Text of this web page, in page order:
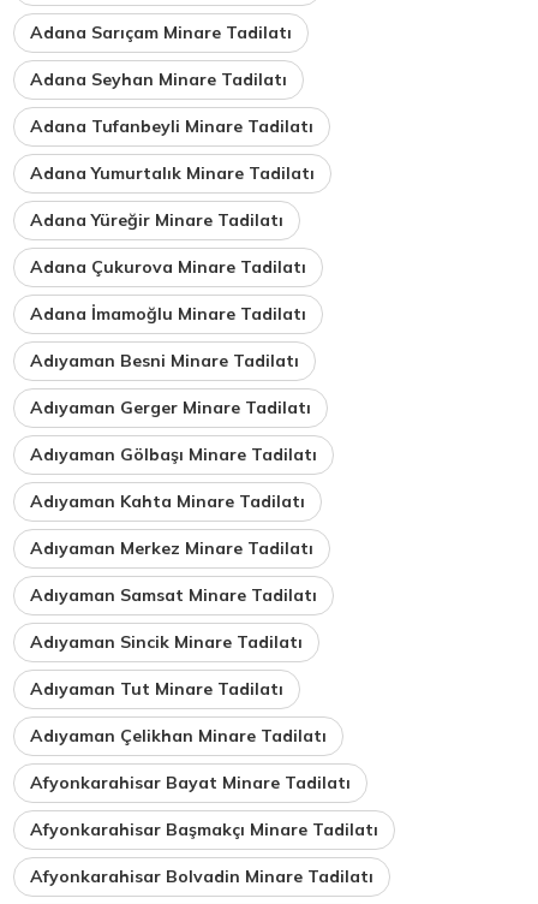
Adana Sarıçam Minare Tadilatı
Adana Seyhan Minare Tadilatı
Adana Tufanbeyli Minare Tadilatı
Adana Yumurtalık Minare Tadilatı
Adana Yüreğir Minare Tadilatı
Adana Çukurova Minare Tadilatı
Adana İmamoğlu Minare Tadilatı
Adıyaman Besni Minare Tadilatı
Adıyaman Gerger Minare Tadilatı
Adıyaman Gölbaşı Minare Tadilatı
Adıyaman Kahta Minare Tadilatı
Adıyaman Merkez Minare Tadilatı
Adıyaman Samsat Minare Tadilatı
Adıyaman Sincik Minare Tadilatı
Adıyaman Tut Minare Tadilatı
Adıyaman Çelikhan Minare Tadilatı
Afyonkarahisar Bayat Minare Tadilatı
Afyonkarahisar Başmakçı Minare Tadilatı
Afyonkarahisar Bolvadin Minare Tadilatı